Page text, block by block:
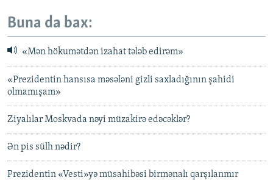
Buna da bax:
«Mən hökumətdən izahat tələb edirəm»
«Prezidentin hansısa məsələni gizli saxladığının şahidi
olmamışam»
Ziyalılar Moskvada nəyi müzakirə edəcəklər?
Ən pis sülh nədir?
Prezidentin «Vesti»yə müsahibəsi birmənalı qarşılanmır